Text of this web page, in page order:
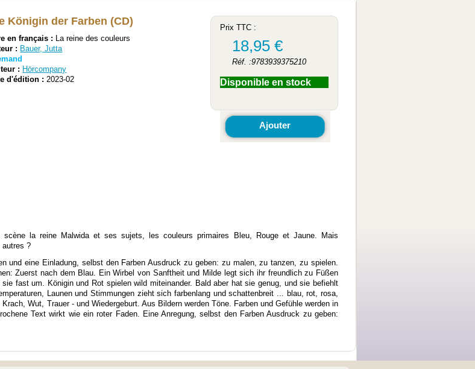
Königin der Farben (CD)
en français : La reine des couleurs
: Bauer, Jutta
: Hörcompany
d'édition : 2023-02
Prix TTC :
18,95 €
Réf. :9783939375210
Disponible en stock
Ajouter
la reine Malwida et ses sujets, les couleurs primaires Bleu, Rouge et Jaune. Mais
autres ?
und eine Einladung, selbst den Farben Ausdruck zu geben: zu malen, zu tanzen, zu spielen.
Zuerst nach dem Blau. Ein Wirbel von Sanftheit und Milde legt sich ihr freundlich zu Füßen
fast um. Königin und Rot spielen wild miteinander. Bald aber hat sie genug, und sie befiehlt
Launen und Stimmungen zieht sich farbenlang und schattenbreit ... blau, rot, rosa,
Wut, Trauer - und Wiedergeburt. Aus Bildern werden Töne. Farben und Gefühle werden in
Text wirkt wie ein roter Faden. Eine Anregung, selbst den Farben Ausdruck zu geben: